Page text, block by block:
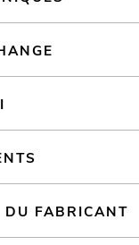
FABRICANT